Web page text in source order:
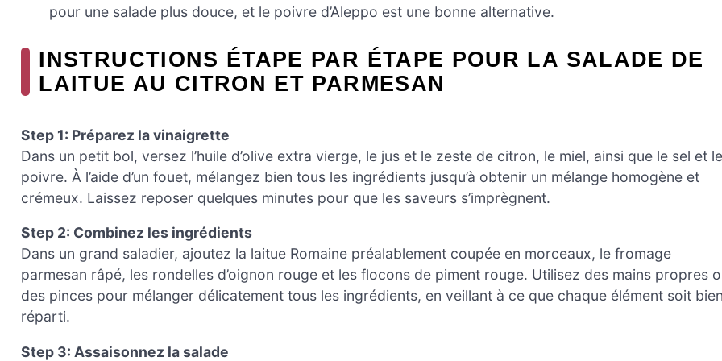
pour une salade plus douce, et le poivre d’Aleppo est une bonne alternative.
INSTRUCTIONS ÉTAPE PAR ÉTAPE POUR LA SALADE DE
LAITUE AU CITRON ET PARMESAN
Step 1: Préparez la vinaigrette
Dans un petit bol, versez l’huile d’olive extra vierge, le jus et le zeste de citron, le miel, ainsi que le sel et le
poivre. À l’aide d’un fouet, mélangez bien tous les ingrédients jusqu’à obtenir un mélange homogène et
crémeux. Laissez reposer quelques minutes pour que les saveurs s’imprègnent.
Step 2: Combinez les ingrédients
Dans un grand saladier, ajoutez la laitue Romaine préalablement coupée en morceaux, le fromage
parmesan râpé, les rondelles d’oignon rouge et les flocons de piment rouge. Utilisez des mains propres
des pinces pour mélanger délicatement tous les ingrédients, en veillant à ce que chaque élément soit bien
réparti.
Step 3: Assaisonnez la salade